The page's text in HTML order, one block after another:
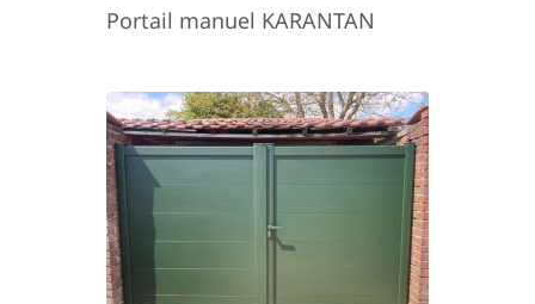
Portail manuel KARANTAN